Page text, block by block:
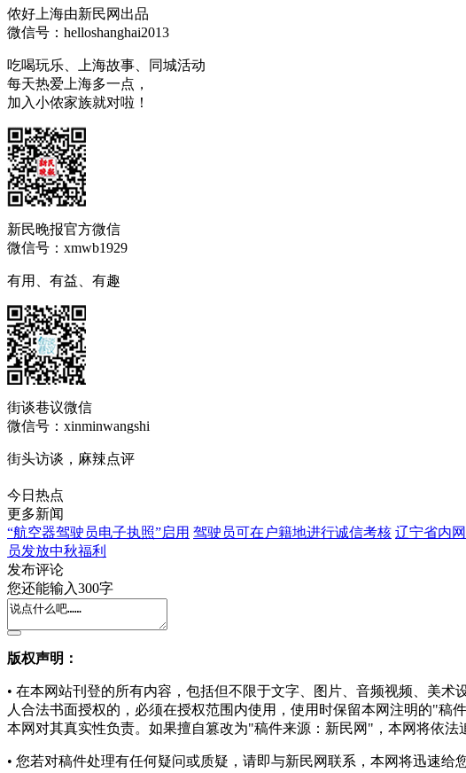
侬好上海由新民网出品
微信号：helloshanghai2013
吃喝玩乐、上海故事、同城活动
每天热爱上海多一点，
加入小侬家族就对啦！
新民晚报官方微信
微信号：xmwb1929
有用、有益、有趣
街谈巷议微信
微信号：xinminwangshi
街头访谈，麻辣点评
今日热点
更多新闻
“航空器驾驶员电子执照”启用 驾驶员可在户籍地进行诚信考核 辽宁省内
员发放中秋福利
发布评论
您还能输入300字
版权声明：
• 在本网站刊登的所有内容，包括但不限于文字、图片、音频视频、美
人合法书面授权的，必须在授权范围内使用，使用时保留本网注明的"
本网对其真实性负责。如果擅自篡改为"稿件来源：新民网"，本网将依法
• 您若对稿件处理有任何疑问或质疑，请即与新民网联系，本网将迅速给